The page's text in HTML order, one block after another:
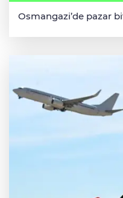
Osmangazi’de pazar